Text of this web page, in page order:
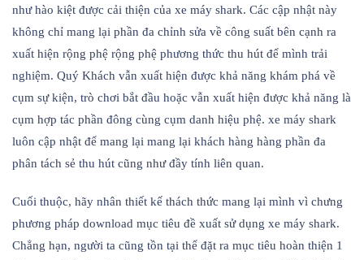
như hào kiệt được cải thiện của xe máy shark. Các cập nhật này
không chỉ mang lại phần đa chỉnh sửa về công suất bên cạnh ra
xuất hiện rộng phệ rộng phệ phương thức thu hút để mình trải
nghiệm. Quý Khách vẫn xuất hiện được khả năng khám phá về
cụm sự kiện, trò chơi bắt đầu hoặc vẫn xuất hiện được khả năng là
cụm hợp tác phần đông cùng cụm danh hiệu phệ. xe máy shark
luôn cập nhật để mang lại mang lại khách hàng hàng phần đa
phân tách sẻ thu hút cũng như đầy tính liên quan.
Cuối thuộc, hãy nhân thiết kế thách thức mang lại mình vì chưng
phương pháp download mục tiêu đề xuất sử dụng xe máy shark.
Chẳng hạn, người ta cũng tồn tại thể đặt ra mục tiêu hoàn thiện 1